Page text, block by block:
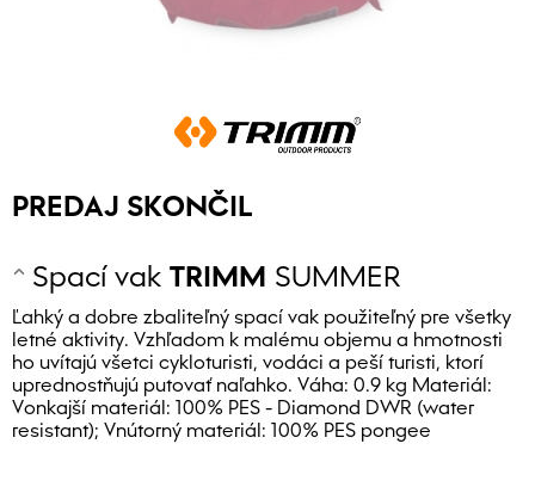
PREDAJ SKONČIL
Spací vak TRIMM SUMMER
Ľahký a dobre zbaliteľný spací vak použiteľný pre všetky
letné aktivity. Vzhľadom k malému objemu a hmotnosti
ho uvítajú všetci cykloturisti, vodáci a peší turisti, ktorí
uprednostňujú putovať naľahko. Váha: 0.9 kg Materiál:
Vonkajší materiál: 100% PES - Diamond DWR (water
resistant); Vnútorný materiál: 100% PES pongee